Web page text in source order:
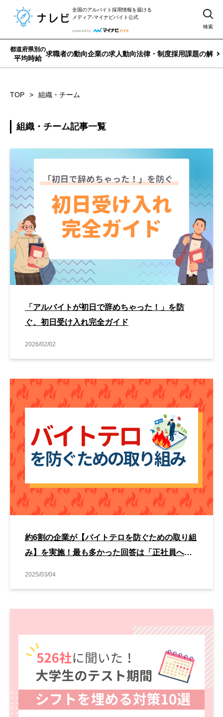
全国のアルバイト採用情報を届ける
メディア-マイナビバイト公式
検索
都道府県別の
平均時給
求職者の動向企業の求人動向法律・制度採用課題の解決
TOP 組織・チーム
組織・チーム記事一覧
「アルバイトが初日で辞めちゃった！」を防
ぐ、初日受け入れ完全ガイド
2026/02/02
約6割の企業が【バイトテロを防ぐための取り組
み】を実施！最も多かった回答は「正社員への
2025/03/04